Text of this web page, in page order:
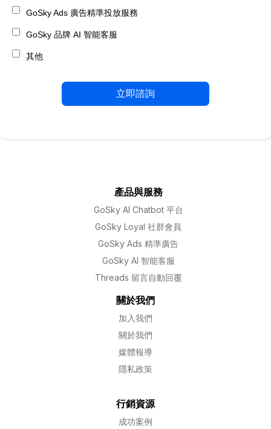
GoSky Ads 廣告精準投放服務
GoSky 品牌 AI 智能客服
其他
產品與服務
GoSky AI Chatbot 平台
GoSky Loyal 社群會員
GoSky Ads 精準廣告
GoSky AI 智能客服
Threads 留言自動回覆
關於我們
加入我們
關於我們
媒體報導
隱私政策
行銷資源
成功案例